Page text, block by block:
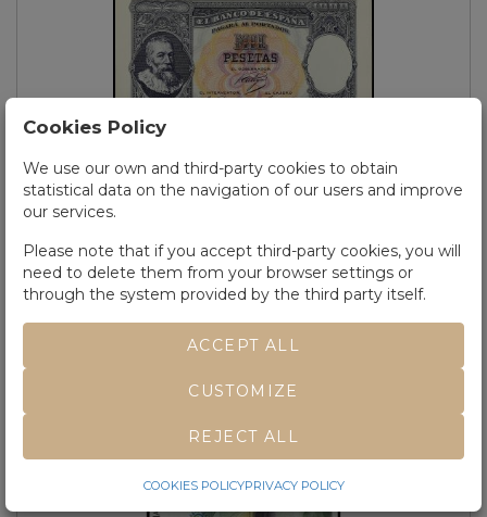
Lot 3207
Pesetas.18 Julio 1937. Álvaro de Bazán. Batalla de Pavía. NO
EMITIDOS. Firmas del Gobernador, Interventor y Cajero. Color Azul
con fondo multicolor en anverso y verde en reverso. Ejemplar
procedente de los archivos de la imprenta Calcografie e Carte Valori
de Milán.RARÍSIMO.Ed-NE 45p (anverso).SC.
Cookies Policy
We use our own and third-party cookies to obtain
statistical data on the navigation of our users and improve
our services.
Please note that if you accept third-party cookies, you will
need to delete them from your browser settings or
through the system provided by the third party itself.
ACCEPT ALL
CUSTOMIZE
REJECT ALL
COOKIES POLICYPRIVACY POLICY